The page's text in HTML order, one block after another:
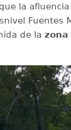
la
Fuentes
de la zona